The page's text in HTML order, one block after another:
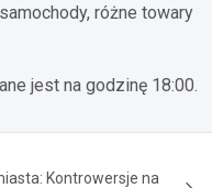
różne towary
jest na godzinę 18:00.
Kontrowersje na